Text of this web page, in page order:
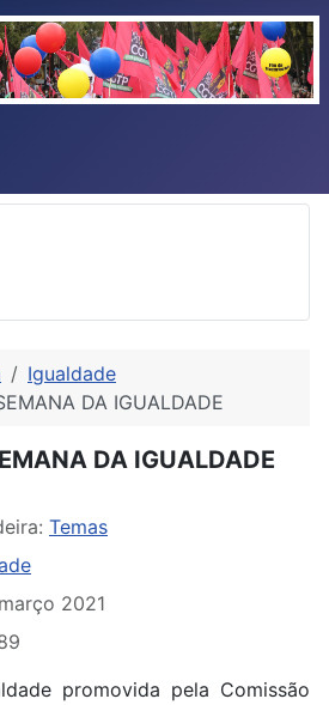
Igualdade
DA IGUALDADE
DA IGUALDADE
Temas
2021
promovida pela Comissão